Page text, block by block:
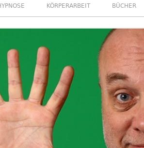
KÖRPERARBEIT BÜCHER